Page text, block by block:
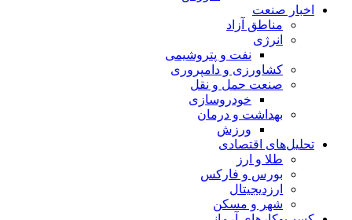
اخبار صنعت
مناطق آزاد
انرژی
نفت و پتروشیمی
کشاورزی و دامپروری
صنعت حمل و نقل
خودروسازی
بهداشت و درمان
ورزش
تحلیل‌های اقتصادی
طلا و ارز
بورس و فارکس
ارزدیجیتال
شهر و مسکن